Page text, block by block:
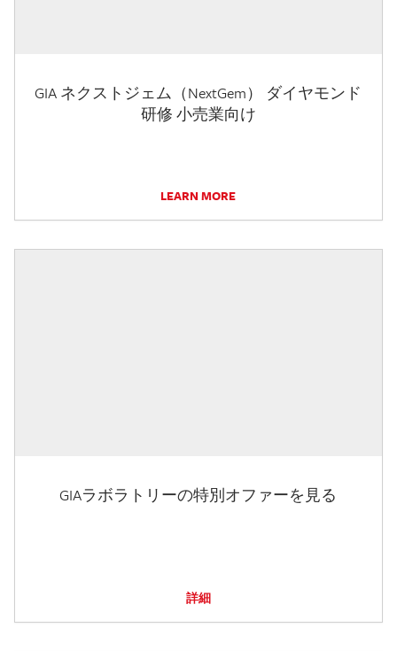
GIA ネクストジェム（NextGem） ダイヤモンド
研修 小売業向け
LEARN MORE
GIAラボラトリーの特別オファーを見る
詳細